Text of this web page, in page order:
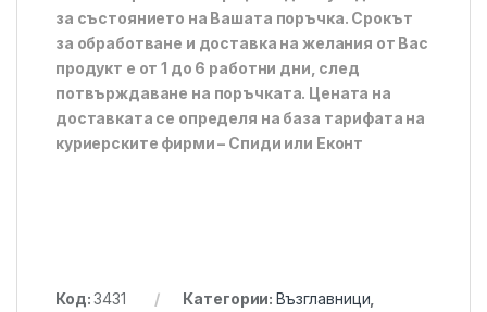
за състоянието на Вашата поръчка. Срокът
за обработване и доставка на желания от Вас
продукт е от 1 до 6 работни дни, след
потвърждаване на поръчката. Цената на
доставката се определя на база тарифата на
куриерските фирми – Спиди или Еконт
Код:3431 Категории: Възглавници